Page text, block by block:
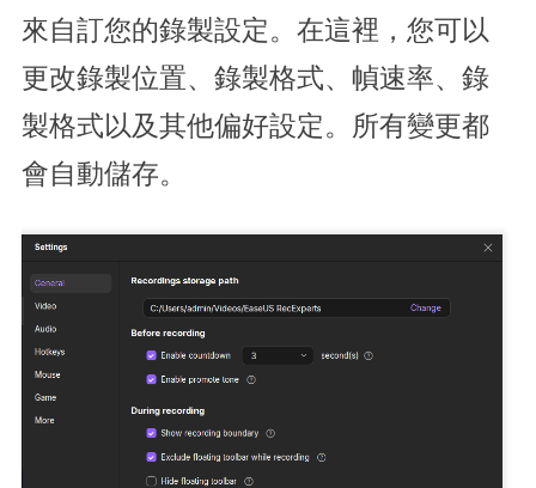
來自訂您的錄製設定。在這裡，您可以
更改錄製位置、錄製格式、幀速率、錄
製格式以及其他偏好設定。所有變更都
會自動儲存。